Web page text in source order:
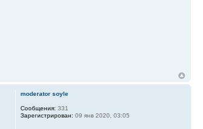
moderator soyle
Сообщения: 331
Зарегистрирован: 09 янв 2020, 03:05